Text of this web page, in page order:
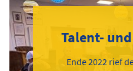
Talent-
Ende 2022 rief